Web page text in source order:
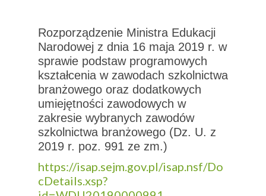
Rozporządzenie Ministra Edukacji
Narodowej z dnia 16 maja 2019 r. w
sprawie podstaw programowych
kształcenia w zawodach szkolnictwa
branżowego oraz dodatkowych
umiejętności zawodowych w
zakresie wybranych zawodów
szkolnictwa branżowego (Dz. U. z
2019 r. poz. 991 ze zm.)
https://isap.sejm.gov.pl/isap.nsf/Do
cDetails.xsp?